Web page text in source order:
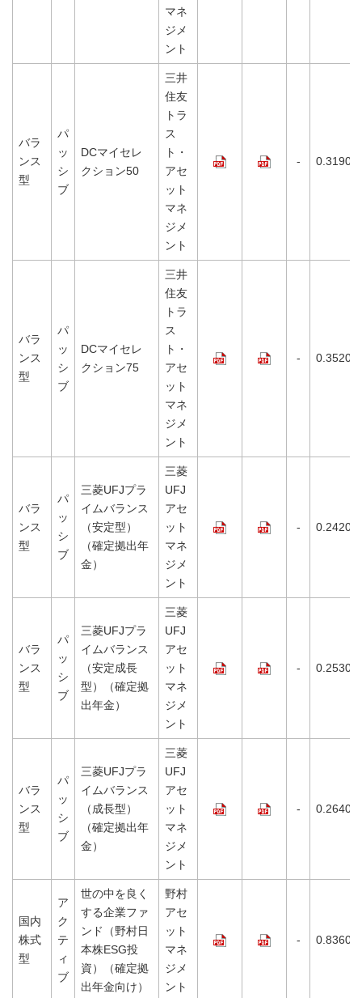
マネ
ジメ
ント
バラ
ンス
型
パ
ッ
シ
ブ
DCマイセレ
クション50
三井
住友
トラ
ス
ト・
アセ
ット
マネ
ジメ
ント
- 0.3190%
バラ
ンス
型
パ
ッ
シ
ブ
DCマイセレ
クション75
三井
住友
トラ
ス
ト・
アセ
ット
マネ
ジメ
ント
- 0.3520%
バラ
ンス
型
パ
ッ
シ
ブ
三菱UFJプラ
イムバランス
（安定型）
（確定拠出年
金）
三菱
UFJ
アセ
ット
マネ
ジメ
ント
- 0.2420%
バラ
ンス
型
パ
ッ
シ
ブ
三菱UFJプラ
イムバランス
（安定成長
型）（確定拠
出年金）
三菱
UFJ
アセ
ット
マネ
ジメ
ント
- 0.2530%
バラ
ンス
型
パ
ッ
シ
ブ
三菱UFJプラ
イムバランス
（成長型）
（確定拠出年
金）
三菱
UFJ
アセ
ット
マネ
ジメ
ント
- 0.2640%
国内
株式
型
ア
ク
テ
ィ
ブ
世の中を良く
する企業ファ
ンド（野村日
本株ESG投
資）（確定拠
出年金向け）
野村
アセ
ット
マネ
ジメ
ント
- 0.8360%